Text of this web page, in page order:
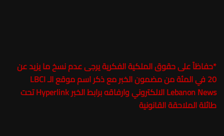
*حفاظاً على حقوق الملكية الفكرية يرجى عدم نسخ ما يزيد عن
20 في المئة من مضمون الخبر مع ذكر اسم موقع الـ
LBCI
Lebanon News
الالكتروني وارفاقه برابط الخبر Hyperlink تحت
طائلة الملاحقة القانونية